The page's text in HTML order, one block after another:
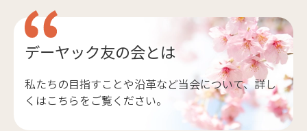
デーヤック友の会とは
私たちの目指すことや沿革など当会について、詳し
くはこちらをご覧ください。